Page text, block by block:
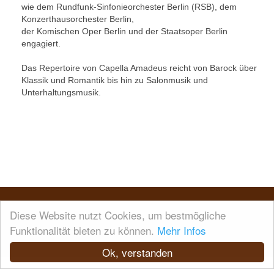
Ok, verstanden
Diese Website nutzt Cookies, um bestmögliche
Funktionalität bieten zu können. Mehr Infos
wie dem Rundfunk-Sinfonieorchester Berlin (RSB), dem
Konzerthausorchester Berlin,
der Komischen Oper Berlin und der Staatsoper Berlin
engagiert.
Das Repertoire von Capella Amadeus reicht von Barock über
Klassik und Romantik bis hin zu Salonmusik und
Unterhaltungsmusik.